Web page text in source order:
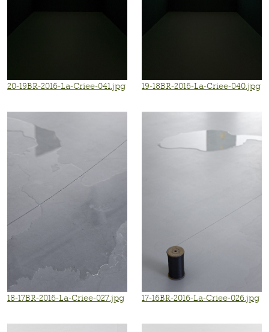
20-19BR-2016-La-Criee-041.jpg 19-18BR-2016-La-Criee-040.jpg
18-17BR-2016-La-Criee-027.jpg 17-16BR-2016-La-Criee-026.jpg